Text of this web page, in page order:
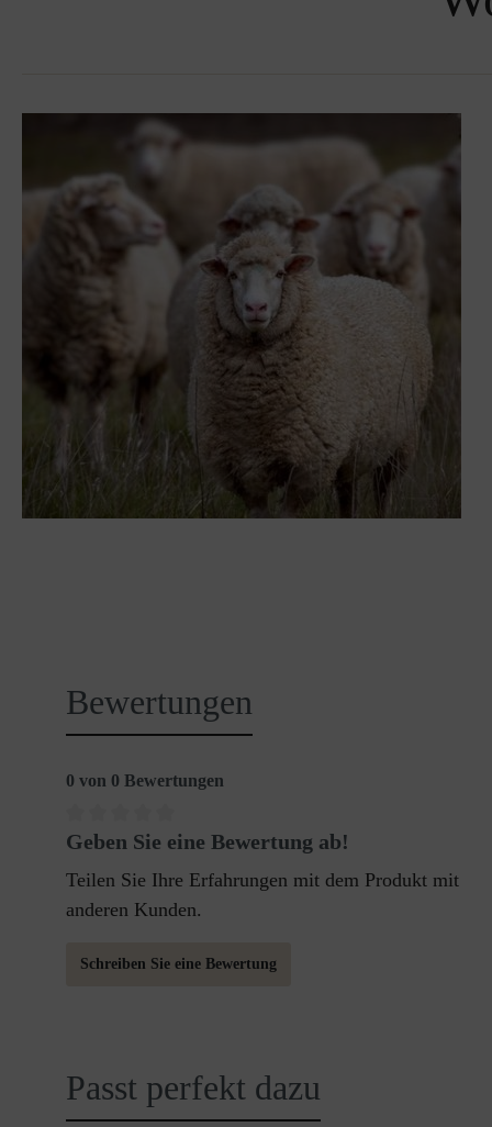
Bewertungen
0 von 0 Bewertungen
Geben Sie eine Bewertung ab!
Teilen Sie Ihre Erfahrungen mit dem Produkt mit
anderen Kunden.
Schreiben Sie eine Bewertung
Passt perfekt dazu